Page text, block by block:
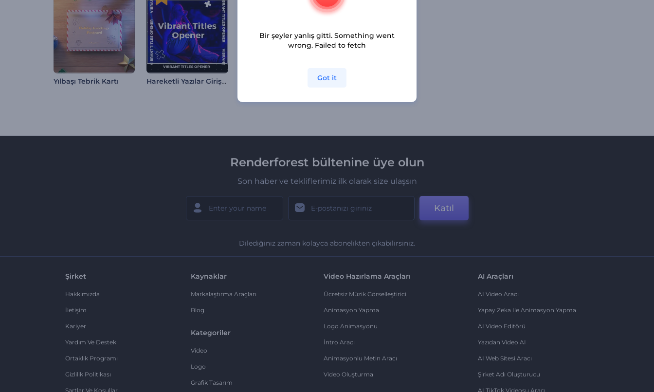
Yılbaşı Tebrik Kartı Hareketli Yazılar Giriş Videosu Büyüleyici Noel Giriş Videosu
Renderforest bültenine üye olun
Son haber ve tekliflerimiz ilk olarak size ulaşsın
Katıl
Dilediğiniz zaman kolayca abonelikten çıkabilirsiniz.
Şirket
Hakkımızda
İletişim
Kariyer
Yardım Ve Destek
Ortaklık Programı
Gizlilik Politikası
Şartlar Ve Koşullar
Kaynaklar
Markalaştırma Araçları
Blog
Kategoriler
Video
Logo
Grafik Tasarım
Video Hazırlama Araçları
Ücretsiz Müzik Görselleştirici
Animasyon Yapma
Logo Animasyonu
İntro Aracı
Animasyonlu Metin Aracı
Video Oluşturma
AI Araçları
AI Video Aracı
Yapay Zeka Ile Animasyon Yapma
AI Video Editörü
Yazıdan Video AI
AI Web Sitesi Aracı
Şirket Adı Oluşturucu
AI TikTok Videosu Aracı
Bir şeyler yanlış gitti. Something went
wrong. Failed to fetch
Got it